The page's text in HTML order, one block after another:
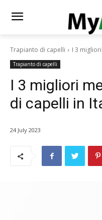
Trapianto di capelli I 3
Trapianto di capelli
I 3 migliori
di capelli in
24 July 2023